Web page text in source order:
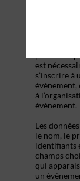
est
inscription
La collecte
est
s’inscrire à
à
évènement.
Les
le nom, le
identifiants
champs
qui
un